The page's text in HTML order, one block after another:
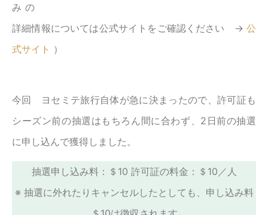
みの
詳細情報については公式サイトをご確認ください → 公
式サイト ）
今回 ヨセミテ旅行自体が急に決まったので、許可証も
シーズン前の抽選はもちろん間に合わず、2日前の抽選
に申し込んで獲得しました。
抽選申し込み料：＄10 許可証の料金：＄10／人
※ 抽選に外れたりキャンセルしたとしても、申し込み料